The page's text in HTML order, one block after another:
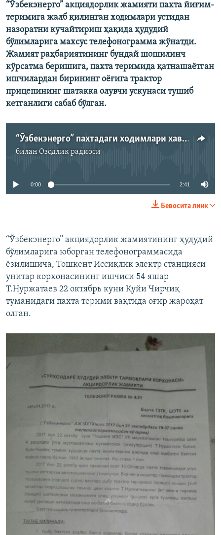
“Ўзбекэнерго” акциядорлик жамияти пахта йиғим-
теримига жалб қилинган ходимлари устидан
назоратни кучайтириш ҳақида ҳудудий
бўлимларига махсус телефонограмма жўнатди.
Жамият раҳбариятининг бундай шошилинч
кўрсатма беришига, пахта теримида қатнашаётган
ишчилардан бирининг оёғига трактор
прицепининг шатакка олувчи ускунаси тушиб
кетганлиги сабаб бўлган.
“Ўзбекэнерго” пахтадаги ходимлари хавфсизлигини ҳудудий бошлиқларга юклади
билан Озодлик радиоси
Айни дамда медиа-манба мавжуд эмас
0:00 2:41
Бевосита линк
“Ўзбекэнерго” акциядорлик жамиятининг ҳудудий
бўлимларига юборган телефонограммасида
ёзилишича, Тошкент Иссиқлик электр станцияси
унитар корхонасининг ишчиси 54 яшар
Т.Нуржатаев 22 октябрь куни Қуйи Чирчиқ
туманидаги пахта терими вақтида оғир жароҳат
олган.